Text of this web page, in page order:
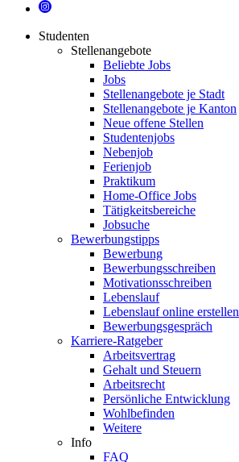
Studenten
Stellenangebote
Beliebte Jobs
Jobs
Stellenangebote je Stadt
Stellenangebote je Kanton
Neue offene Stellen
Studentenjobs
Nebenjob
Ferienjob
Praktikum
Home-Office Jobs
Tätigkeitsbereiche
Jobsuche
Bewerbungstipps
Bewerbung
Bewerbungsschreiben
Motivationsschreiben
Lebenslauf
Lebenslauf online erstellen
Bewerbungsgespräch
Karriere-Ratgeber
Arbeitsvertrag
Gehalt und Steuern
Arbeitsrecht
Persönliche Entwicklung
Wohlbefinden
Weitere
Info
FAQ